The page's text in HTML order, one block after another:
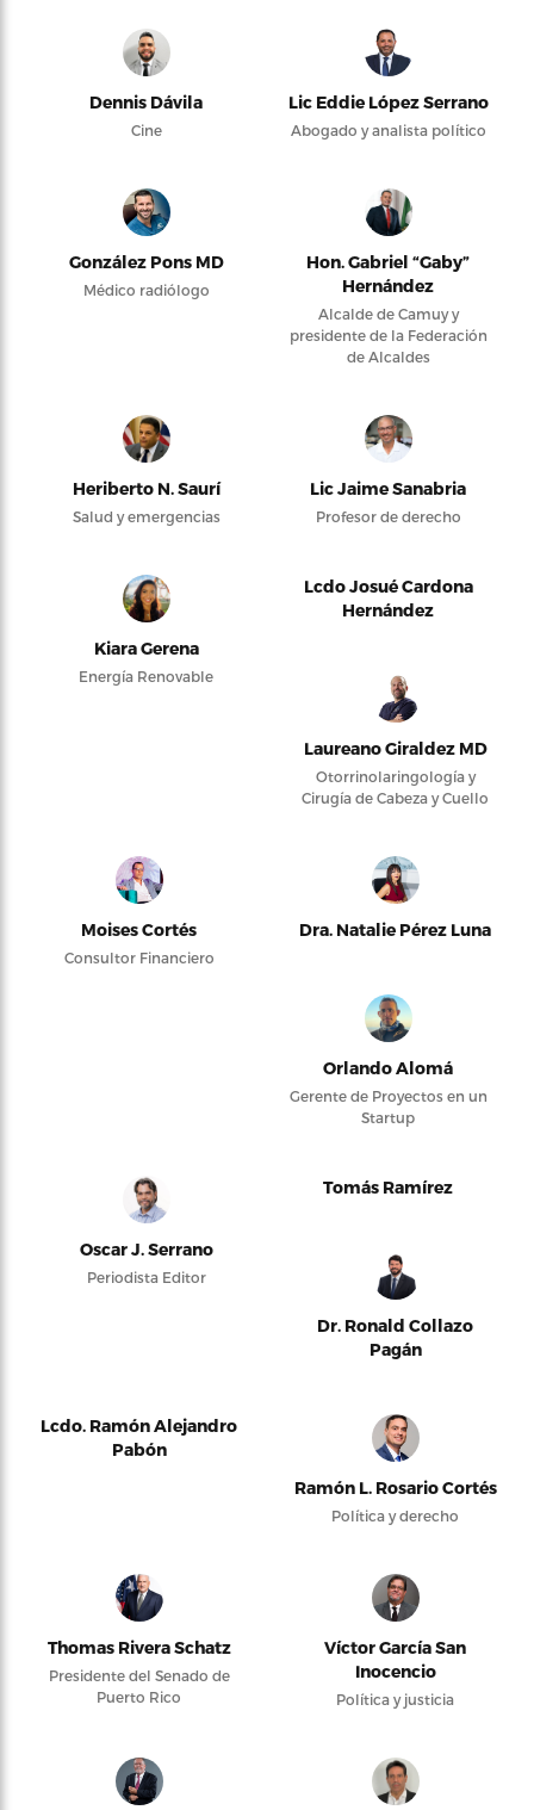
Dennis Dávila
Cine
Lic Eddie López Serrano
Abogado y analista político
González Pons MD
Médico radiólogo
Hon. Gabriel “Gaby”
Hernández
Alcalde de Camuy y
presidente de la Federación
de Alcaldes
Heriberto N. Saurí
Salud y emergencias
Lic Jaime Sanabria
Profesor de derecho
Kiara Gerena
Energía Renovable
Lcdo Josué Cardona
Hernández
Laureano Giraldez MD
Otorrinolaringología y
Cirugía de Cabeza y Cuello
Moises Cortés
Consultor Financiero
Dra. Natalie Pérez Luna
Orlando Alomá
Gerente de Proyectos en un
Startup
Oscar J. Serrano
Periodista Editor
Tomás Ramírez
Dr. Ronald Collazo
Pagán
Lcdo. Ramón Alejandro
Pabón
Ramón L. Rosario Cortés
Política y derecho
Thomas Rivera Schatz
Presidente del Senado de
Puerto Rico
Víctor García San
Inocencio
Política y justicia